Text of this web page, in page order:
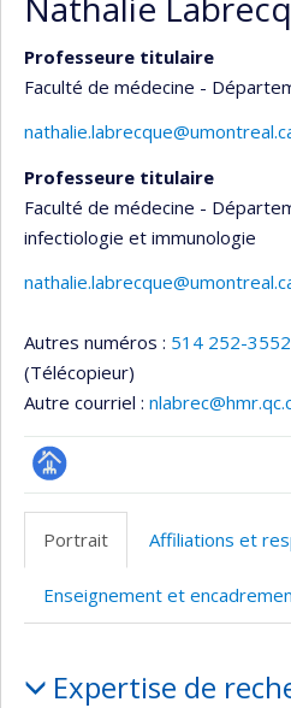
Professeure titulaire
Faculté de médecine -
Professeure titulaire
Faculté de médecine -
infectiologie et immunologie
Autres numéros : 514 252-3552
(Télécopieur)
Autre courriel :
Page
Portrait Affiliations et
Enseignement et
Expertise de